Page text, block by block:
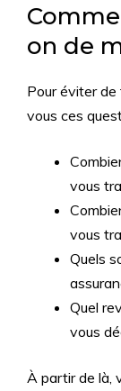
on de
Pour éviter
vous ces
vous
vous
Quels
Quel
vous
À partir de là,